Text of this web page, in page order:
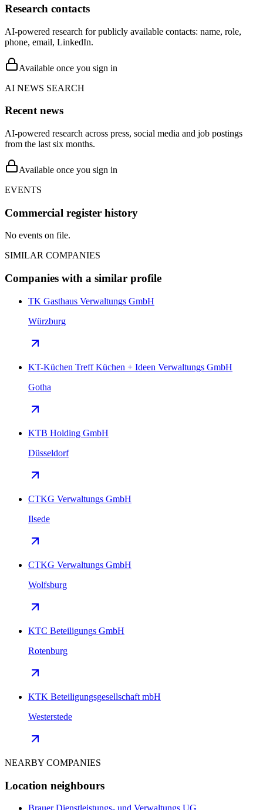
Research contacts
AI-powered research for publicly available contacts: name, role,
phone, email, LinkedIn.
Available once you sign in
AI NEWS SEARCH
Recent news
AI-powered research across press, social media and job postings
from the last six months.
Available once you sign in
EVENTS
Commercial register history
No events on file.
SIMILAR COMPANIES
Companies with a similar profile
TK Gasthaus Verwaltungs GmbH
Würzburg
KT-Küchen Treff Küchen + Ideen Verwaltungs GmbH
Gotha
KTB Holding GmbH
Düsseldorf
CTKG Verwaltungs GmbH
Ilsede
CTKG Verwaltungs GmbH
Wolfsburg
KTC Beteiligungs GmbH
Rotenburg
KTK Beteiligungsgesellschaft mbH
Westerstede
NEARBY COMPANIES
Location neighbours